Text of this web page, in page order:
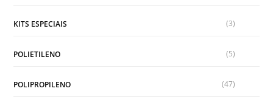
KITS ESPECIAIS (3)
POLIETILENO (5)
POLIPROPILENO (47)